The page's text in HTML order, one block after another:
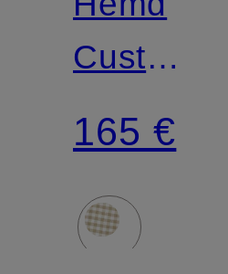
Custom
Fit
165 €